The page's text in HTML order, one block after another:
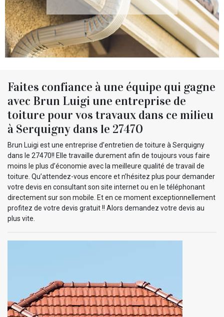
Faites confiance à une équipe qui gagne
avec Brun Luigi une entreprise de
toiture pour vos travaux dans ce milieu
à Serquigny dans le 27470
Brun Luigi est une entreprise d’entretien de toiture à Serquigny
dans le 27470!! Elle travaille durement afin de toujours vous faire
moins le plus d’économie avec la meilleure qualité de travail de
toiture. Qu’attendez-vous encore et n’hésitez plus pour demander
votre devis en consultant son site internet ou en le téléphonant
directement sur son mobile. Et en ce moment exceptionnellement
profitez de votre devis gratuit !! Alors demandez votre devis au
plus vite.